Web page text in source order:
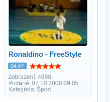
Ronaldino - FreeStyle
04:47
Zobrazení: 4898
Pridané: 07.10.2008 09:05
Kategória: Šport